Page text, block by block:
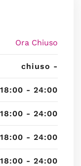
Ora Chiuso
chiuso -
18:00 - 24:00
18:00 - 24:00
18:00 - 24:00
18:00 - 24:00